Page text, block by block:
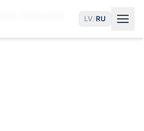
LV/RU
Пурвциемс